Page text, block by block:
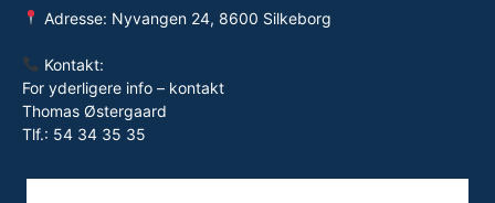
Adresse: Nyvangen 24, 8600 Silkeborg
Kontakt:
For yderligere info – kontakt
Thomas Østergaard
Tlf.: 54 34 35 35